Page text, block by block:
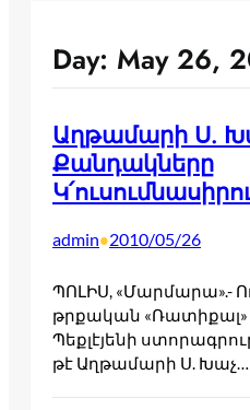
Day: May 26,
Աղթամարի Ս.
Քանդակները
admin•2010/05/26
ՊՈԼԻՍ, «Մարմարա».-
թրքական «Ռատիքալ»
Պեքլէյենի
թէ Աղթամարի Ս. Խաչ…